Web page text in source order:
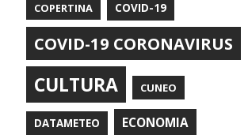
COPERTINA COVID-19
COVID-19 CORONAVIRUS
CULTURA CUNEO
DATAMETEO ECONOMIA